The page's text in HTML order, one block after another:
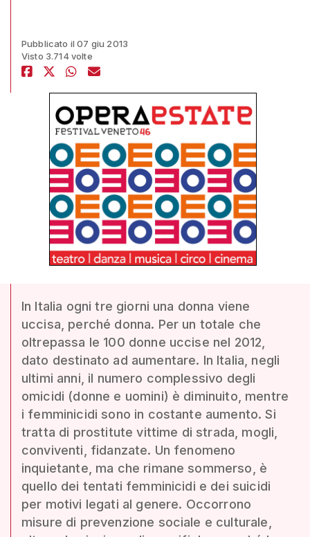
Pubblicato il 07 giu 2013
Visto 3.714 volte
In Italia ogni tre giorni una donna viene
uccisa, perché donna. Per un totale che
oltrepassa le 100 donne uccise nel 2012,
dato destinato ad aumentare. In Italia, negli
ultimi anni, il numero complessivo degli
omicidi (donne e uomini) è diminuito, mentre
i femminicidi sono in costante aumento. Si
tratta di prostitute vittime di strada, mogli,
conviventi, fidanzate. Un fenomeno
inquietante, ma che rimane sommerso, è
quello dei tentati femminicidi e dei suicidi
per motivi legati al genere. Occorrono
misure di prevenzione sociale e culturale,